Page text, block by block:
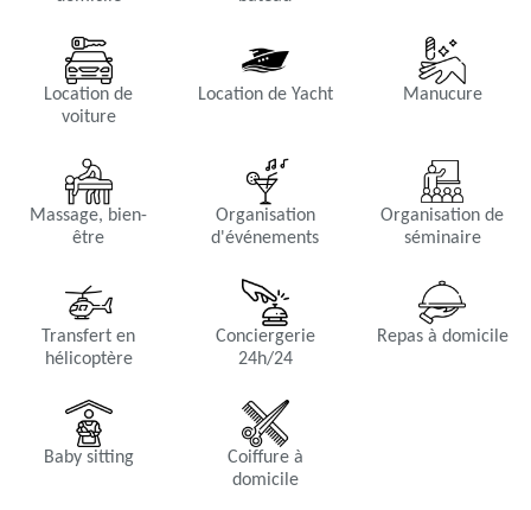
Location de
voiture
Location de Yacht Manucure
Massage, bien-
être
Organisation
d'événements
Organisation de
séminaire
Transfert en
hélicoptère
Conciergerie
24h/24
Repas à domicile
Baby sitting
Coiffure à
domicile